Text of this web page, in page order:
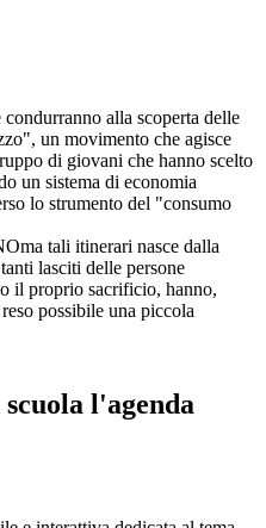
alla scoperta delle
un movimento che agisce
di giovani che hanno scelto
un sistema di economia
lo strumento del "consumo
tali itinerari nasce dalla
lasciti delle persone
il proprio sacrificio, hanno,
possibile una piccola
l'agenda